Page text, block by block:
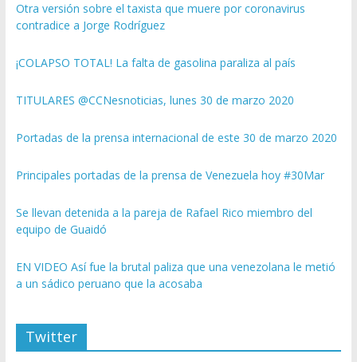
Otra versión sobre el taxista que muere por coronavirus
contradice a Jorge Rodríguez
¡COLAPSO TOTAL! La falta de gasolina paraliza al país
TITULARES @CCNesnoticias, lunes 30 de marzo 2020
Portadas de la prensa internacional de este 30 de marzo 2020
Principales portadas de la prensa de Venezuela hoy #30Mar
Se llevan detenida a la pareja de Rafael Rico miembro del
equipo de Guaidó
EN VIDEO Así fue la brutal paliza que una venezolana le metió
a un sádico peruano que la acosaba
Twitter